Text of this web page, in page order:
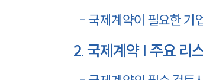
- 국제계약이 필요한 기
2.국제계약 | 주요 리